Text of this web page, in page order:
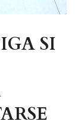
SI